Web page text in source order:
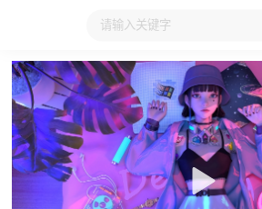
大家在看 日本动漫 国产动漫